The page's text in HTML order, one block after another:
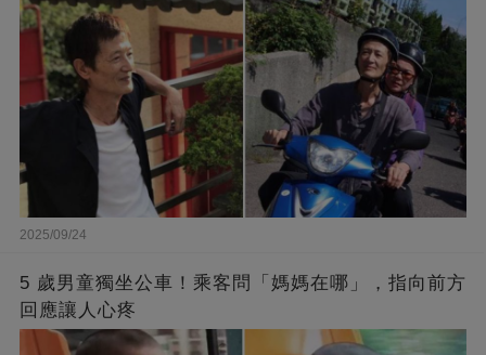
2025/09/24
5 歲男童獨坐公車！乘客問「媽媽在哪」，指向前方
回應讓人心疼